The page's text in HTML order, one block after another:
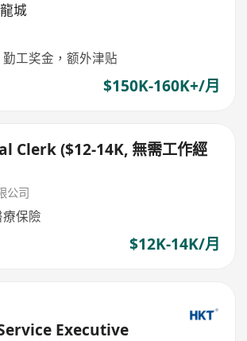
城
工奖金，额外津贴
$150K-160K+/月
Clerk ($12-14K, 無需工作經
公司
保險
$12K-14K/月
Executive